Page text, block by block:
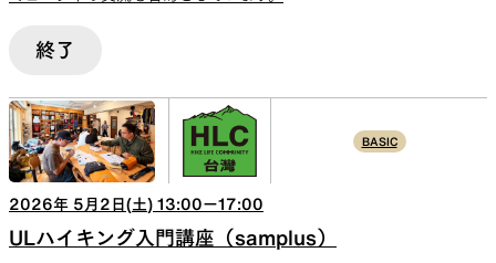
終了
BASIC
2026年 5 月 2 日(土) 13:00ー17:00
ULハイキング入門講座（samplus）